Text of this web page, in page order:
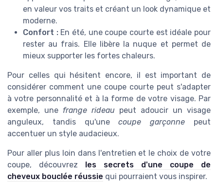
en valeur vos traits et créant un look dynamique et
moderne.
Confort :En été, une coupe courte est idéale pour
rester au frais. Elle libère la nuque et permet de
mieux supporter les fortes chaleurs.
Pour celles qui hésitent encore, il est important de
considérer comment une coupe courte peut s'adapter
à votre personnalité et à la forme de votre visage. Par
exemple, une frange rideau peut adoucir un visage
anguleux, tandis qu'unecoupe garçonne peut
accentuer un style audacieux.
Pour aller plus loin dans l'entretien et le choix de votre
coupe, découvrez
les secrets d'une coupe de
cheveux bouclée réussie qui pourraient vous inspirer.